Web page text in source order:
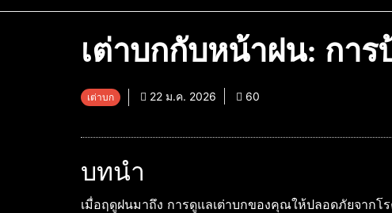
เต่าบกกับหน้าฝน: การ
เต่าบก 22 ม.ค. 2026 60
บทนำ
เมื่อฤดูฝนมาถึง การดูแลเต่าบกของคุณให้ปลอดภัยจากโ